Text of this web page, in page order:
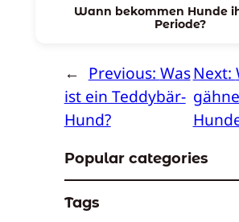
Wann bekommen Hunde
Periode?
← Previous: Was
ist ein Teddybär-
Hund?
Next:
Popular categories
Tags